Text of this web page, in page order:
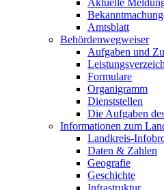
Aktuelle
Amtsblatt
Behördenwegweiser
Aufgaben und
Formulare
Organigramm
Dienststellen
Die Aufgaben
Informationen zum
Landkreis-
Daten & Zahlen
Geografie
Geschichte
Infrastruktur